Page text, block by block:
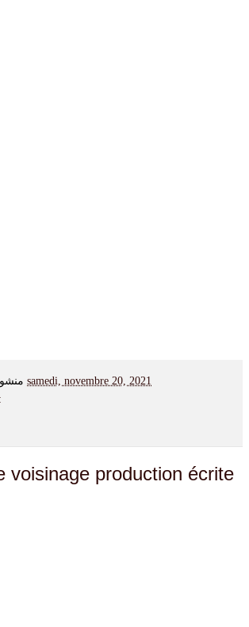
samedi, novembre 20, 2021
voisinage production écrite